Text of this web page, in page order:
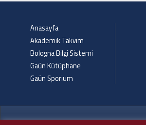
Anasayfa
Akademik Takvim
Bologna Bilgi Sistemi
Gaün Kütüphane
Gaün Sporium